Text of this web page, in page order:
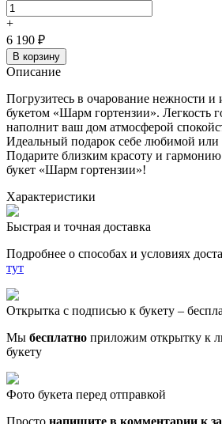
+
6 190 ₽
В корзину
Описание
Погрузитесь в очарование нежности и
букетом «Шарм гортензии». Легкость
наполнит ваш дом атмосферой
Идеальный подарок себе любимой или
Подарите близким красоту и
букет «Шарм гортензии»!
Характеристики
Быстрая и точная доставка
Подробнее о способах и условиях
тут
Открытка с подписью к букету –
Мы бесплатно приложим открытку к
букету
Фото букета перед отправкой
Просто напишите в комментарии к